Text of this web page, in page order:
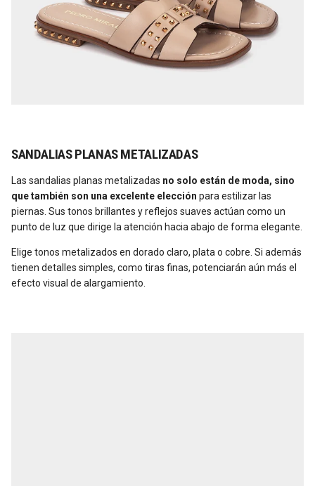
SANDALIAS PLANAS METALIZADAS
Las sandalias planas metalizadas no solo están de moda, sino
que también son una excelente elección para estilizar las
piernas. Sus tonos brillantes y reflejos suaves actúan como un
punto de luz que dirige la atención hacia abajo de forma elegante.
Elige tonos metalizados en dorado claro, plata o cobre. Si además
tienen detalles simples, como tiras finas, potenciarán aún más el
efecto visual de alargamiento.